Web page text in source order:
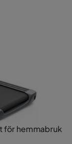
för hemmabruk